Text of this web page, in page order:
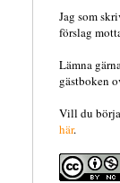
Jag som
förslag
Lämna
gästboken
Vill du
här.